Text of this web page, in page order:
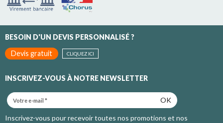
BESOIN D'UN DEVIS PERSONNALISÉ ?
Devis gratuit
CLIQUEZ ICI
INSCRIVEZ-VOUS À NOTRE NEWSLETTER
OK
Inscrivez-vous pour recevoir toutes nos promotions et nos